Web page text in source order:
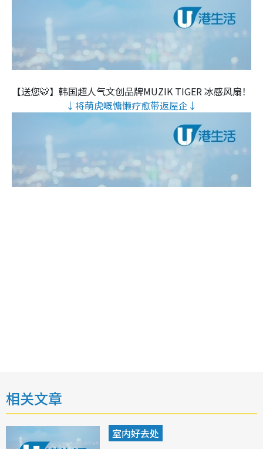
【送您🐯】韩国超人气文创品牌MUZIK TIGER 冰感风扇！
↓将萌虎嘅慵懒疗愈带返屋企↓
相关文章
室内好去处